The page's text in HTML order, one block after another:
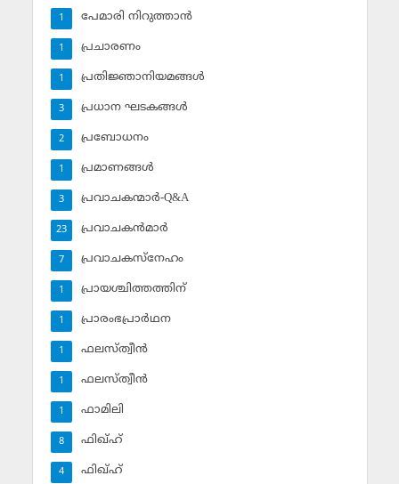
പേമാരി നിറുത്താന്‍
1
പ്രചാരണം
1
പ്രതിജ്ഞാനിയമങ്ങള്‍
1
പ്രധാന ഘടകങ്ങള്‍
3
പ്രബോധനം
2
പ്രമാണങ്ങള്‍
1
പ്രവാചകന്മാര്‍-Q&A
3
പ്രവാചകന്‍മാര്‍
23
പ്രവാചകസ്‌നേഹം
7
പ്രായശ്ചിത്തത്തിന്
1
പ്രാരംഭപ്രാര്‍ഥന
1
ഫലസ്ത്വീൻ
1
ഫലസ്ത്വീൻ
1
ഫാമിലി
1
ഫിഖ്ഹ്
8
ഫിഖ്ഹ്‌
4